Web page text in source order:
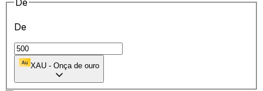
De
De
XAU - Onça de ouro